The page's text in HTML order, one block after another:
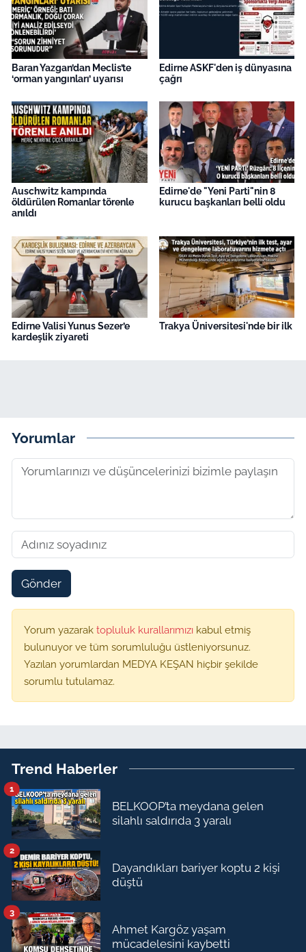
Baran Yazgan’dan Meclis’te
‘orman yangınları’ uyarısı
Edirne ASKF'den iş dünyasına
çağrı
Auschwitz kampında
öldürülen Romanlar törenle
anıldı
Edirne'de "Yeni Parti"nin 8
kurucu başkanları belli oldu
Edirne Valisi Yunus Sezer’e
kardeşlik ziyareti
Trakya Üniversitesi'nde bir ilk
Yorumlar
Gönder
Yorum yazarak topluluk kurallarımızı kabul etmiş
bulunuyor ve tüm sorumluluğu üstleniyorsunuz.
Yazılan yorumlardan MEDYA KEŞAN hiçbir şekilde
sorumlu tutulamaz.
Trend Haberler
BELKOOP’ta meydana gelen
silahlı saldırıda 3 yaralı
1
Dayandıkları bariyer koptu 2 kişi
düştü
2
Ahmet Kargöz yaşam
mücadelesini kaybetti
3